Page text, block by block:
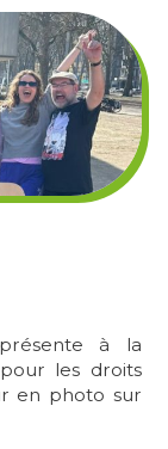
à la
les droits
en photo sur